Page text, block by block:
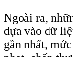
Ngoài ra,
dựa vào dữ
gần nhất,